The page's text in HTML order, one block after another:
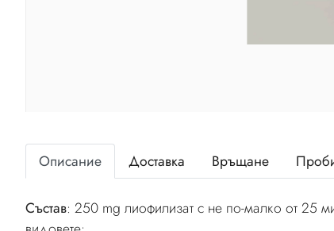
Описание Доставка Връщане
Състав: 250 mg лиофилизат с не по-малко от 25